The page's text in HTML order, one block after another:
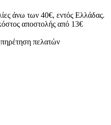
άνω των 40€, εντός Ελλάδας.
αποστολής από 13€
πελατών